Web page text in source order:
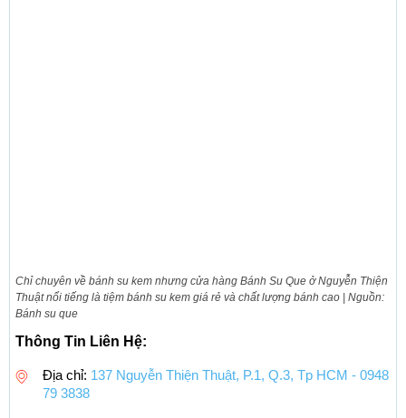
Chỉ chuyên về bánh su kem nhưng cửa hàng Bánh Su Que ở Nguyễn Thiện
Thuật nổi tiếng là tiệm bánh su kem giá rẻ và chất lượng bánh cao | Nguồn:
Bánh su que
Thông Tin Liên Hệ:
Địa chỉ: 137 Nguyễn Thiện Thuật, P.1, Q.3, Tp HCM - 0948
79 3838